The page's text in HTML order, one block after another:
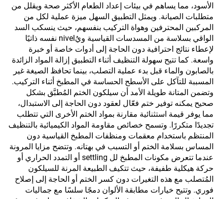
الأسود، مما يساهم في بيئات إعداد الطعام الأكثر صحة ويقلل من
متطلبات الصيانة. ويمثل التطبيق السهل ميزة عملية لكل من
المركبين المحترفين وهواة التركيب بنفسهم، حيث ينسكب السد
الواقي بسلاسة من المسدسات القياسية ويُnivel نفسه ذاتيًا
لإعطاء نتائج احترافية دون الحاجة إلى أدوات خاصة أو خبرة
واسعة. كما تتيح سهولة التنظيف أثناء التطبيق إزالة المواد الزائدة
بالصابون والماء قبل بدء عملية التصلب، بينما تحافظ الصيغة غير
المسببة للتآكل على الأسطح الحساسة في المطبخ أثناء التركيب.
وتضمن المتانة طويلة الأمد أن سيلكون الختم المُطبَّق بشكل
صحيح يمكنه توفير ختم فعّال لعقود دون الحاجة إلى الاستبدال،
مما يوفر قيمة استثنائية مقارنة بمواد الختم الأخرى التي تتطلب
تجديدًا متكررًا. وتسمح خصائص مقاومة المواد الكيميائية بالتنظيف
المنتظم باستخدام معقمات ومنظفات المطبخ القياسية دون
المساس بسلامة الختم أو التسبب في بهتانه. وتتضح مزايا المرونة
عندما تتعرض مكونات المطبخ لل settling أو التمدد الحراري أو
حركة هيكلية طفيفة، حيث تتكيف الطبيعة المرنة للسيلكون
المُتصلب مع هذه التغيرات دون كسر الختم أو الحاجة إلى إصلاح
فوري. وتتيح خيارات مطابقة الألوان دمجًا سلسًا مع جماليات